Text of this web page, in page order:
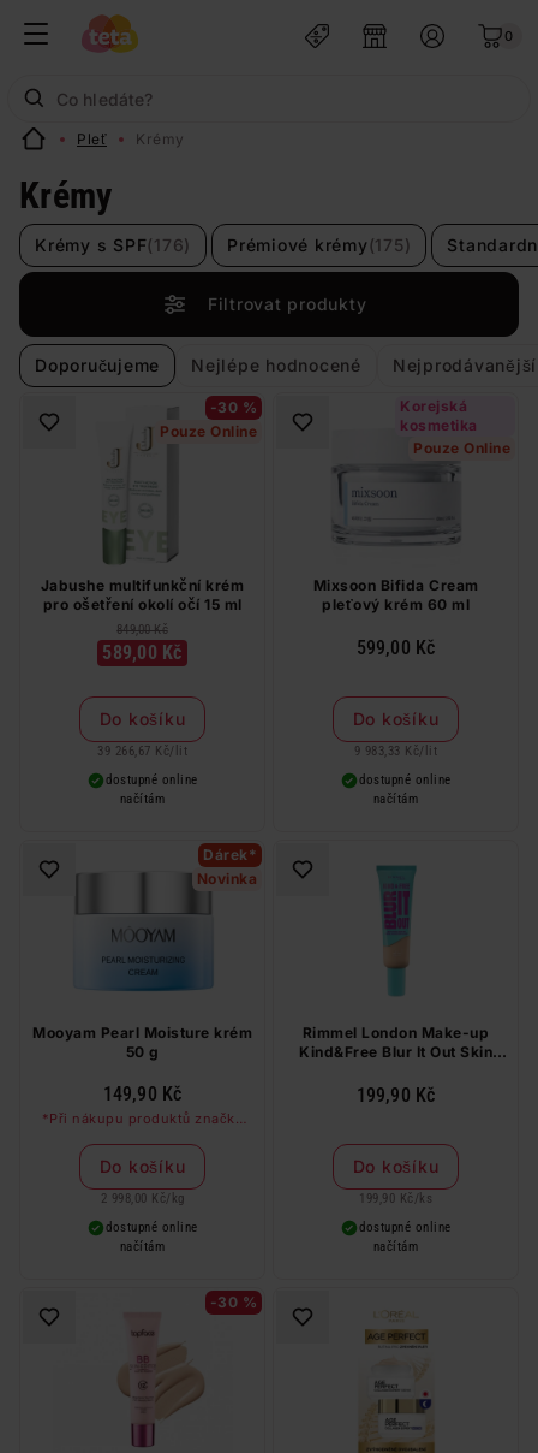
0
Pleť Krémy
Krémy
Krémy s SPF(176) Prémiové krémy (175)
Filtrovat produkty
Doporučujeme Nejlépe hodnocené Nejprodávanější
-30 %
Pouze Online
Jabushe multifunkční krém
pro ošetření okolí očí 15 ml
849,00 Kč
589,00 Kč
Do košíku
39 266,67 Kč/ lit
dostupné online
načítám
Korejská
kosmetika
Pouze Online
Mixsoon Bifida Cream
pleťový krém 60 ml
599,00 Kč
Do košíku
9 983,33 Kč/ lit
dostupné online
načítám
Dárek*
Novinka
Mooyam Pearl Moisture krém
50 g
149,90 Kč
*Při nákupu produktů značky
kolagenovou masku zdarma
Do košíku
2 998,00 Kč/ kg
dostupné online
načítám
Rimmel London Make-up
Kind&Free Blur It Out Skin
199,90 Kč
Do košíku
199,90 Kč / ks
dostupné online
načítám
-30 %